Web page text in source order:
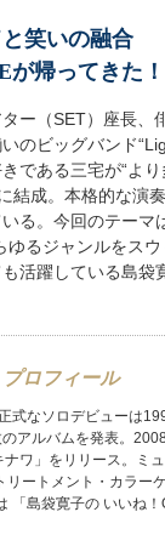
笑いの融合
帰ってきた！
ー（SET）座長、
のビッグバンド
である三宅が“よ
結成。本格的な演
る。今回のテーマ
ゆるジャンルをス
活躍している島
ロフィール
式なソロデビューは
アルバムを発表。
ワ」をリリース。ミ
ートメント・カラー
「島袋寛子の いいね